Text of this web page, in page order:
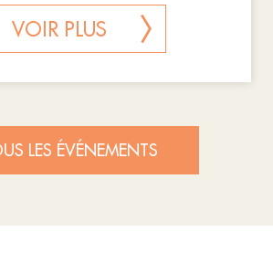
VOIR PLUS
LES ÉVÉNEMENTS